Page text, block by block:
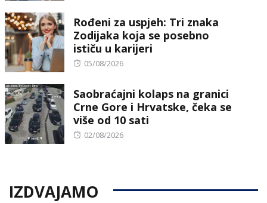
Rođeni za uspjeh: Tri znaka
Zodijaka koja se posebno
ističu u karijeri
Posted
05/08/2026
Saobraćajni kolaps na granici
Crne Gore i Hrvatske, čeka se
više od 10 sati
Posted
02/08/2026
IZDVAJAMO